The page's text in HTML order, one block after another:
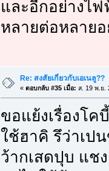
และอีกอย่างไ
หลายต่อหลาย
Re: สงสัยเกี่ยวกับเอเนลู??
« ตอบกลับ #35 เมื่อ: ส. 19 พ.ย.
ขอแย้งเรื่องโ
ใช้ฮาคิ รึว่าเป
ว้ากเสดปุบ แช